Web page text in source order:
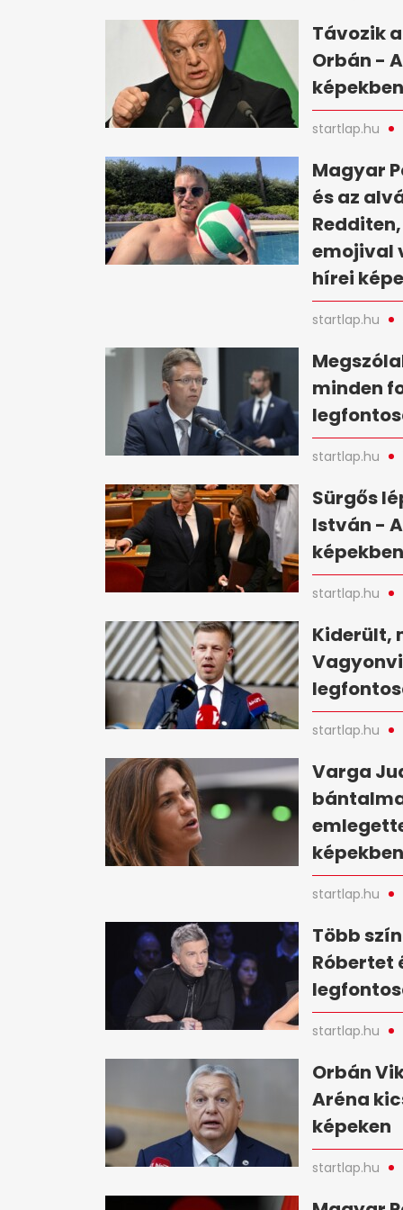
Távozik
Orbán -
képekben
startlap.hu
Magyar
és az
emojival
hírei
startlap.hu
minden
startlap.hu
Sürgős
István -
képekben
startlap.hu
Kiderült,
startlap.hu
Varga
képekben
startlap.hu
Több
Róbertet
startlap.hu
Orbán
Aréna
képeken
startlap.hu